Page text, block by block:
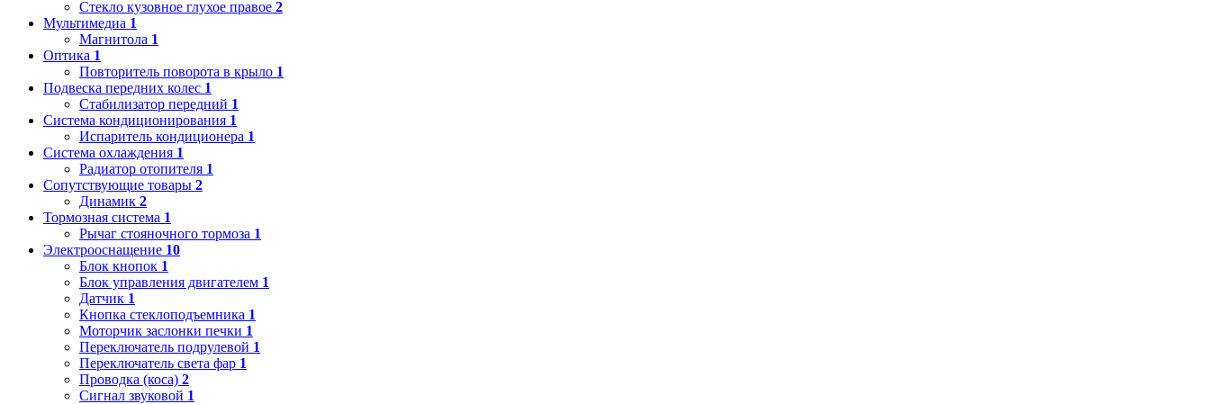
Стекло кузовное глухое правое 2
Мультимедиа 1
Магнитола 1
Оптика 1
Повторитель поворота в крыло 1
Подвеска передних колес 1
Стабилизатор передний 1
Система кондиционирования 1
Испаритель кондиционера 1
Система охлаждения 1
Радиатор отопителя 1
Сопутствующие товары 2
Динамик 2
Тормозная система 1
Рычаг стояночного тормоза 1
Электрооснащение 10
Блок кнопок 1
Блок управления двигателем 1
Датчик 1
Кнопка стеклоподъемника 1
Моторчик заслонки печки 1
Переключатель подрулевой 1
Переключатель света фар 1
Проводка (коса) 2
Сигнал звуковой 1